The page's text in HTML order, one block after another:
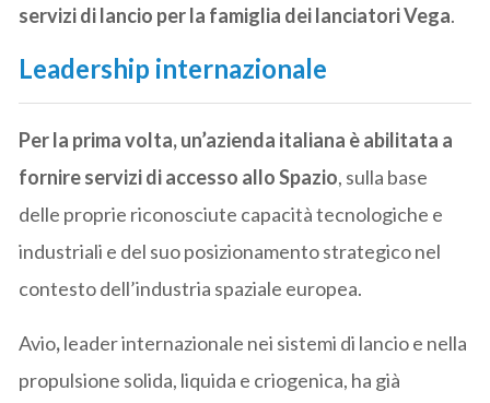
servizi di lancio per la famiglia dei lanciatori Vega.
Leadership internazionale
Per la prima volta, un’azienda italiana è abilitata a
fornire servizi di accesso allo Spazio, sulla base
delle proprie riconosciute capacità tecnologiche e
industriali e del suo posizionamento strategico nel
contesto dell’industria spaziale europea.
Avio,leader internazionale nei sistemi di lancio e nella
propulsione solida, liquida e criogenica, ha già